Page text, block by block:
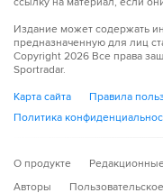
Издание может содержать
предназначенную для лиц
Copyright 2026 Все права
Sportradar.
Карта сайта
Правила
Политика
О продукте
Авторы